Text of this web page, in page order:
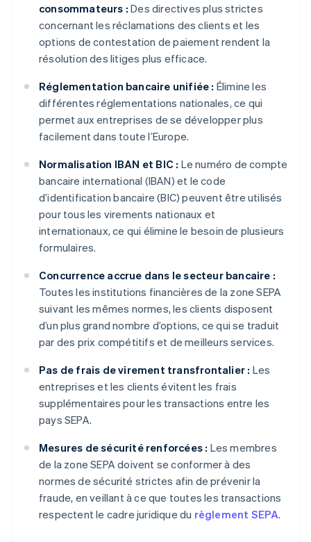
consommateurs : Des directives plus strictes
concernant les réclamations des clients et les
options de contestation de paiement rendent la
résolution des litiges plus efficace.
Réglementation bancaire unifiée : Élimine les
différentes réglementations nationales, ce qui
permet aux entreprises de se développer plus
facilement dans toute l’Europe.
Normalisation IBAN et BIC : Le numéro de compte
bancaire international (IBAN) et le code
d’identification bancaire (BIC) peuvent être utilisés
pour tous les virements nationaux et
internationaux, ce qui élimine le besoin de plusieurs
formulaires.
Concurrence accrue dans le secteur bancaire :
Toutes les institutions financières de la zone SEPA
suivant les mêmes normes, les clients disposent
d’un plus grand nombre d’options, ce qui se traduit
par des prix compétitifs et de meilleurs services.
Pas de frais de virement transfrontalier : Les
entreprises et les clients évitent les frais
supplémentaires pour les transactions entre les
pays SEPA.
Mesures de sécurité renforcées : Les membres
de la zone SEPA doivent se conformer à des
normes de sécurité strictes afin de prévenir la
fraude, en veillant à ce que toutes les transactions
respectent le cadre juridique du règlement SEPA.